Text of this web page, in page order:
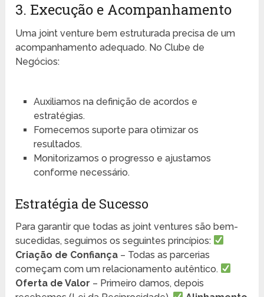
3. Execução e Acompanhamento
Uma joint venture bem estruturada precisa de um
acompanhamento adequado. No Clube de
Negócios:
Auxiliamos na definição de acordos e
estratégias.
Fornecemos suporte para otimizar os
resultados.
Monitorizamos o progresso e ajustamos
conforme necessário.
Estratégia de Sucesso
Para garantir que todas as joint ventures são bem-
sucedidas, seguimos os seguintes princípios:
Criação de Confiança – Todas as parcerias
começam com um relacionamento autêntico.
Oferta de Valor – Primeiro damos, depois